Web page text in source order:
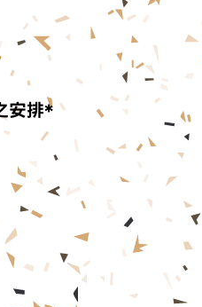
安排*